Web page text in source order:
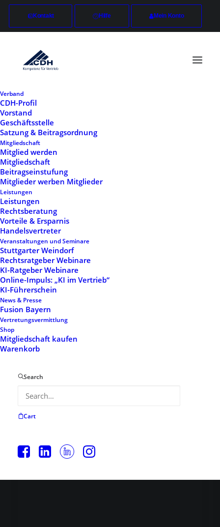
Kontakt Hilfe Mein Konto
Verband
CDH-Profil
Vorstand
Geschäftsstelle
Satzung & Beitragsordnung
Mitgliedschaft
Mitglied werden
Mitgliedschaft
Beitragseinstufung
Mitglieder werben Mitglieder
Leistungen
Leistungen
Rechtsberatung
Vorteile & Ersparnis
Handelsvertreter
Veranstaltungen und Seminare
Stuttgarter Weindorf
Rechtsratgeber Webinare
KI-Ratgeber Webinare
Online-Impuls: „KI im Vertrieb“
KI-Führerschein
News & Presse
Fusion Bayern
Vertretungsvermittlung
Shop
Mitgliedschaft kaufen
Warenkorb
Search
Cart
Posts Sticky Scroll
The Sticky Scrolling creates a modern sticky
Carousel that you can configure with different
options like scrolling direction, fluid elements,
Portfolio